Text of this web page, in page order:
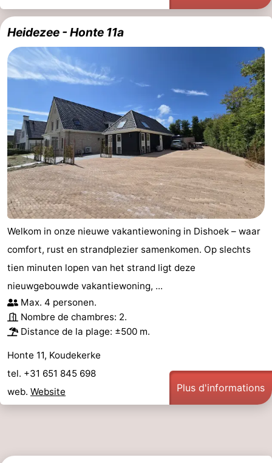
Heidezee - Honte 11a
Welkom in onze nieuwe vakantiewoning in Dishoek – waar
comfort, rust en strandplezier samenkomen. Op slechts
tien minuten lopen van het strand ligt deze
nieuwgebouwde vakantiewoning, ...
Max. 4 personen.
Nombre de chambres: 2.
Distance de la plage: ±500 m.
Honte 11, Koudekerke
tel. +31 651 845 698
web. Website Plus d'informations